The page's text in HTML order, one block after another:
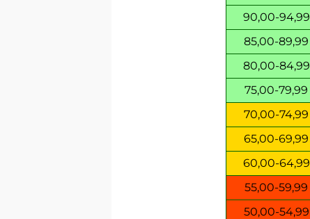
90,00-94,99
85,00-89,99
80,00-84,99
75,00-79,99
70,00-74,99
65,00-69,99
60,00-64,99
55,00-59,99
50,00-54,99